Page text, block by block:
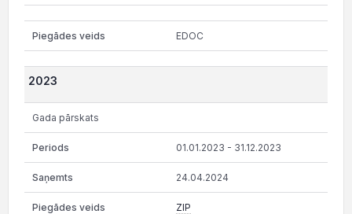
EDOC
2023
Gada pārskats
01.01.2023 - 31.12.2023
24.04.2024
ZIP